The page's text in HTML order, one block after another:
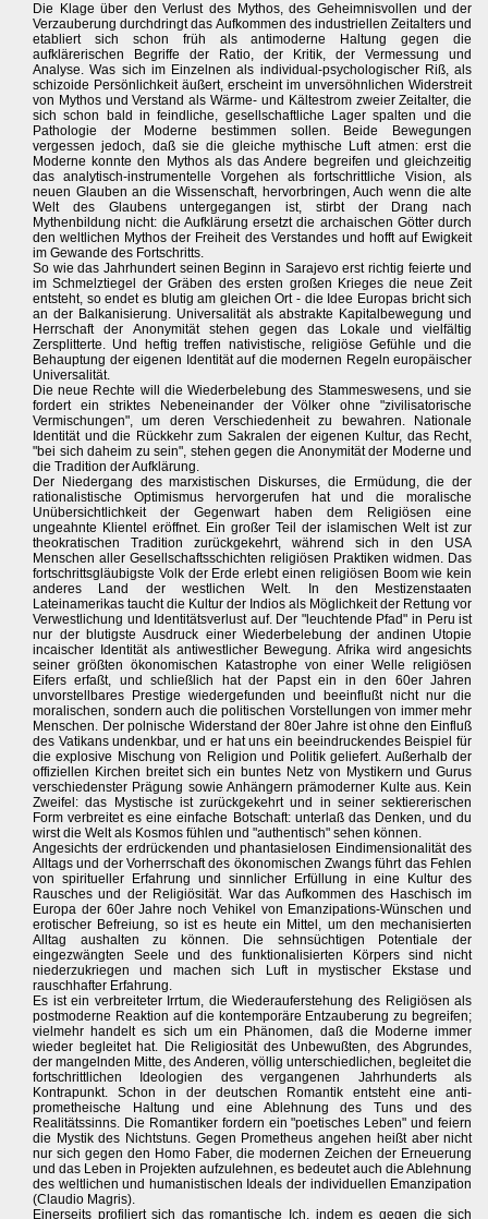
Die Klage über den Verlust des Mythos, des Geheimnisvollen und der
Verzauberung durchdringt das Aufkommen des industriellen Zeitalters und
etabliert sich schon früh als antimoderne Haltung gegen die
aufklärerischen Begriffe der Ratio, der Kritik, der Vermessung und
Analyse. Was sich im Einzelnen als individual-psychologischer Riß, als
schizoide Persönlichkeit äußert, erscheint im unversöhnlichen Widerstreit
von Mythos und Verstand als Wärme- und Kältestrom zweier Zeitalter, die
sich schon bald in feindliche, gesellschaftliche Lager spalten und die
Pathologie der Moderne bestimmen sollen. Beide Bewegungen
vergessen jedoch, daß sie die gleiche mythische Luft atmen: erst die
Moderne konnte den Mythos als das Andere begreifen und gleichzeitig
das analytisch-instrumentelle Vorgehen als fortschrittliche Vision, als
neuen Glauben an die Wissenschaft, hervorbringen, Auch wenn die alte
Welt des Glaubens untergegangen ist, stirbt der Drang nach
Mythenbildung nicht: die Aufklärung ersetzt die archaischen Götter durch
den weltlichen Mythos der Freiheit des Verstandes und hofft auf Ewigkeit
im Gewande des Fortschritts.
So wie das Jahrhundert seinen Beginn in Sarajevo erst richtig feierte und
im Schmelztiegel der Gräben des ersten großen Krieges die neue Zeit
entsteht, so endet es blutig am gleichen Ort - die Idee Europas bricht sich
an der Balkanisierung. Universalität als abstrakte Kapitalbewegung und
Herrschaft der Anonymität stehen gegen das Lokale und vielfältig
Zersplitterte. Und heftig treffen nativistische, religiöse Gefühle und die
Behauptung der eigenen Identität auf die modernen Regeln europäischer
Universalität.
Die neue Rechte will die Wiederbelebung des Stammeswesens, und sie
fordert ein striktes Nebeneinander der Völker ohne "zivilisatorische
Vermischungen", um deren Verschiedenheit zu bewahren. Nationale
Identität und die Rückkehr zum Sakralen der eigenen Kultur, das Recht,
"bei sich daheim zu sein", stehen gegen die Anonymität der Moderne und
die Tradition der Aufklärung.
Der Niedergang des marxistischen Diskurses, die Ermüdung, die der
rationalistische Optimismus hervorgerufen hat und die moralische
Unübersichtlichkeit der Gegenwart haben dem Religiösen eine
ungeahnte Klientel eröffnet. Ein großer Teil der islamischen Welt ist zur
theokratischen Tradition zurückgekehrt, während sich in den USA
Menschen aller Gesellschaftsschichten religiösen Praktiken widmen. Das
fortschrittsgläubigste Volk der Erde erlebt einen religiösen Boom wie kein
anderes Land der westlichen Welt. In den Mestizenstaaten
Lateinamerikas taucht die Kultur der Indios als Möglichkeit der Rettung vor
Verwestlichung und Identitätsverlust auf. Der "leuchtende Pfad" in Peru ist
nur der blutigste Ausdruck einer Wiederbelebung der andinen Utopie
incaischer Identität als antiwestlicher Bewegung. Afrika wird angesichts
seiner größten ökonomischen Katastrophe von einer Welle religiösen
Eifers erfaßt, und schließlich hat der Papst ein in den 60er Jahren
unvorstellbares Prestige wiedergefunden und beeinflußt nicht nur die
moralischen, sondern auch die politischen Vorstellungen von immer mehr
Menschen. Der polnische Widerstand der 80er Jahre ist ohne den Einfluß
des Vatikans undenkbar, und er hat uns ein beeindruckendes Beispiel für
die explosive Mischung von Religion und Politik geliefert. Außerhalb der
offiziellen Kirchen breitet sich ein buntes Netz von Mystikern und Gurus
verschiedenster Prägung sowie Anhängern prämoderner Kulte aus. Kein
Zweifel: das Mystische ist zurückgekehrt und in seiner sektiererischen
Form verbreitet es eine einfache Botschaft: unterlaß das Denken, und du
wirst die Welt als Kosmos fühlen und "authentisch" sehen können.
Angesichts der erdrückenden und phantasielosen Eindimensionalität des
Alltags und der Vorherrschaft des ökonomischen Zwangs führt das Fehlen
von spiritueller Erfahrung und sinnlicher Erfüllung in eine Kultur des
Rausches und der Religiösität. War das Aufkommen des Haschisch im
Europa der 60er Jahre noch Vehikel von Emanzipations-Wünschen und
erotischer Befreiung, so ist es heute ein Mittel, um den mechanisierten
Alltag aushalten zu können. Die sehnsüchtigen Potentiale der
eingezwängten Seele und des funktionalisierten Körpers sind nicht
niederzukriegen und machen sich Luft in mystischer Ekstase und
rauschhafter Erfahrung.
Es ist ein verbreiteter Irrtum, die Wiederauferstehung des Religiösen als
postmoderne Reaktion auf die kontemporäre Entzauberung zu begreifen;
vielmehr handelt es sich um ein Phänomen, daß die Moderne immer
wieder begleitet hat. Die Religiosität des Unbewußten, des Abgrundes,
der mangelnden Mitte, des Anderen, völlig unterschiedlichen, begleitet die
fortschrittlichen Ideologien des vergangenen Jahrhunderts als
Kontrapunkt. Schon in der deutschen Romantik entsteht eine anti-
prometheische Haltung und eine Ablehnung des Tuns und des
Realitätssinns. Die Romantiker fordern ein "poetisches Leben" und feiern
die Mystik des Nichtstuns. Gegen Prometheus angehen heißt aber nicht
nur sich gegen den Homo Faber, die modernen Zeichen der Erneuerung
und das Leben in Projekten aufzulehnen, es bedeutet auch die Ablehnung
des weltlichen und humanistischen Ideals der individuellen Emanzipation
(Claudio Magris).
Einerseits profiliert sich das romantische Ich, indem es gegen die sich